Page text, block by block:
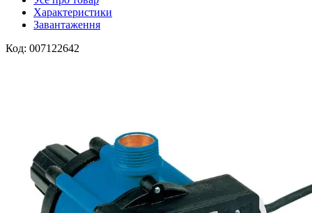
Характеристики
Завантаження
Код: 007122642